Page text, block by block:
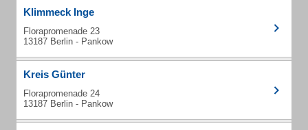
Klimmeck Inge
Florapromenade 23
13187 Berlin - Pankow
Kreis Günter
Florapromenade 24
13187 Berlin - Pankow